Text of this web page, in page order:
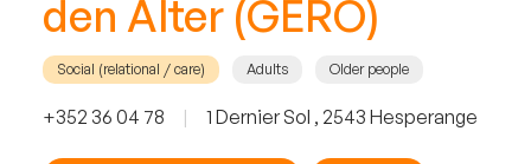
den Alter (GERO)
Social (relational / care) Adults Older people
+352 36 04 78 | 1 Dernier Sol , 2543 Hesperange